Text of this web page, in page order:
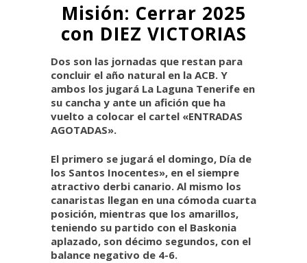
Misión: Cerrar 2025
con DIEZ VICTORIAS
Dos son las jornadas que restan para
concluir el año natural en la ACB. Y
ambos los jugará La Laguna Tenerife en
su cancha y ante un afición que ha
vuelto a colocar el cartel «ENTRADAS
AGOTADAS».
El primero se jugará el domingo, Día de
los Santos Inocentes», en el siempre
atractivo derbi canario. Al mismo los
canaristas llegan en una cómoda cuarta
posición, mientras que los amarillos,
teniendo su partido con el Baskonia
aplazado, son décimo segundos, con el
balance negativo de 4-6.